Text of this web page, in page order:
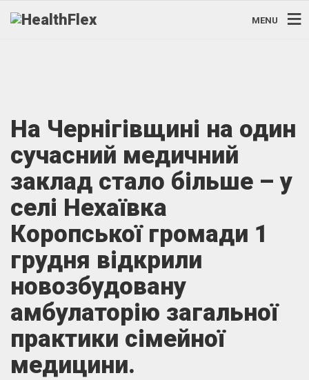
MENU
На Чернігівщині на один
сучасний медичний
заклад стало більше – у
селі Нехаївка
Коропської громади 1
грудня відкрили
новозбудовану
амбулаторію загальної
практики сімейної
медицини.